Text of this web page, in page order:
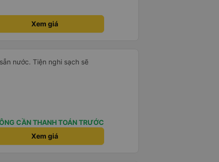
Xem giá
nước. Tiện nghi sạch sẽ
CẦN THANH TOÁN TRƯỚC
Xem giá